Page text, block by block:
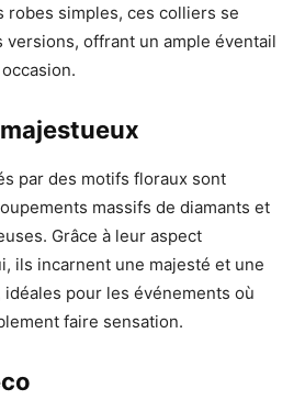
robes simples, ces colliers se
offrant un ample éventail
par des motifs floraux sont
massifs de diamants et
Grâce à leur aspect
ils incarnent une majesté et une
pour les événements où
faire sensation.